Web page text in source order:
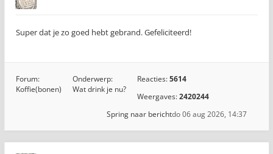
Super dat je zo goed hebt gebrand. Gefeliciteerd!
Forum:
Koffie(bonen)
Onderwerp:
Wat drink je nu?
Reacties:5614
Weergaves:2420244
do 06 aug 2026, 14:37
Spring naar bericht